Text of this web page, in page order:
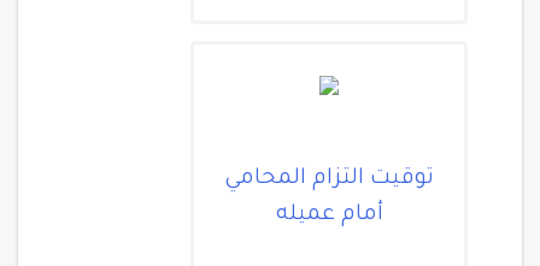
توقيت التزام المحامي
أمام عميله